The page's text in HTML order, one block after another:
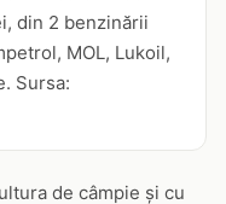
din 2 benzinării
MOL, Lukoil,
Sursa:
de câmpie și cu